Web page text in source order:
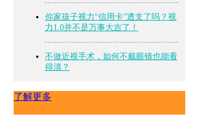
你家孩子视力“信用卡”透支了吗？视
力1.0并不是万事大吉了！
不做近视手术，如何不戴眼镜也能看
得清？
了解更多